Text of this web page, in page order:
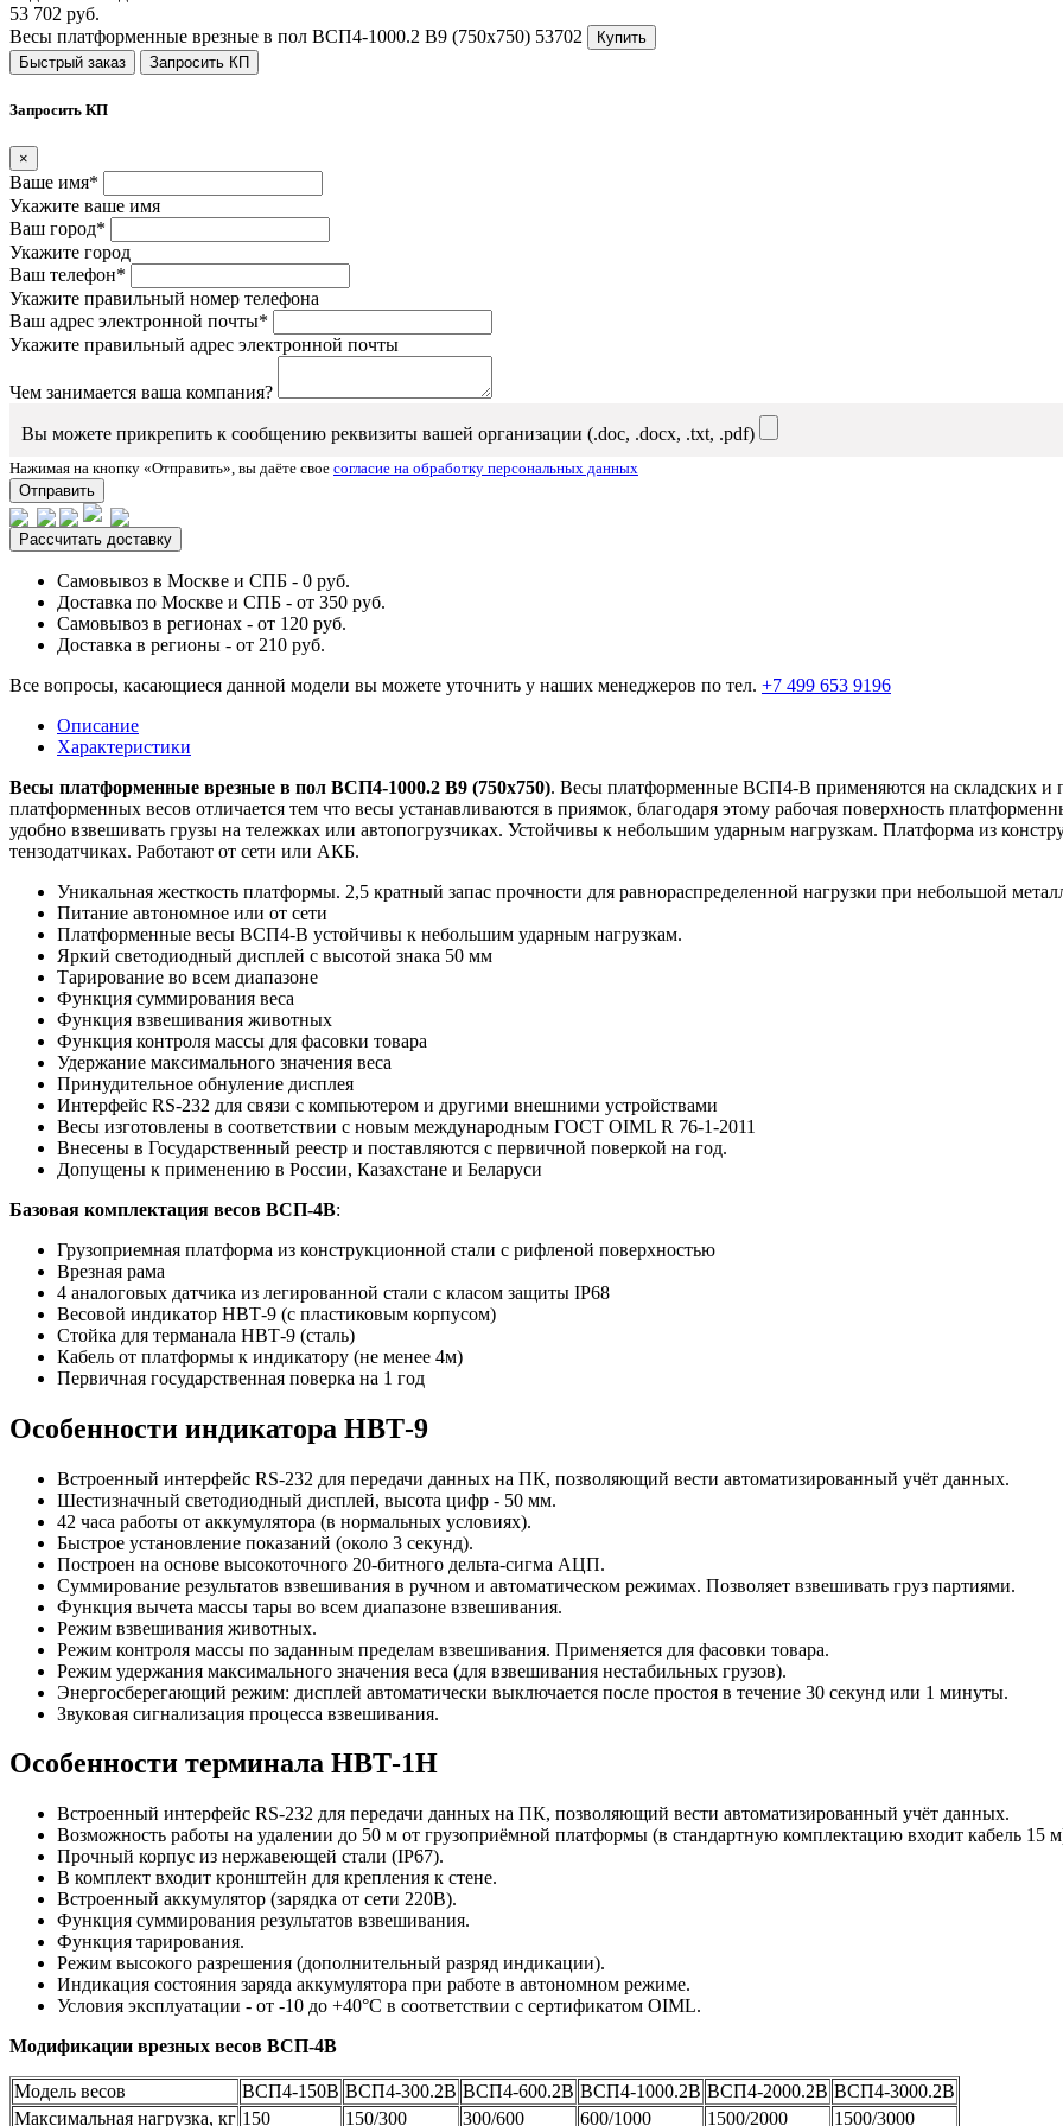
53 702 руб.
Весы платформенные врезные в пол ВСП4-1000.2 В9 (750х750) 53702
Купить
Быстрый заказ
Запросить КП
Запросить КП
×
Ваше имя*
Укажите ваше имя
Ваш город*
Укажите город
Ваш телефон*
Укажите правильный номер телефона
Ваш адрес электронной почты*
Укажите правильный адрес электронной почты
Чем занимается ваша компания?
Вы можете прикрепить к сообщению реквизиты вашей организации (.doc, .docx, .txt, .pdf)
Нажимая на кнопку «Отправить», вы даёте свое согласие на обработку персональных данных
Отправить
Рассчитать доставку
Самовывоз в Москве и СПБ - 0 руб.
Доставка по Москве и СПБ - от 350 руб.
Самовывоз в регионах - от 120 руб.
Доставка в регионы - от 210 руб.
Все вопросы, касающиеся данной модели вы можете уточнить у наших менеджеров по тел. +7 499 653 9196
Описание
Характеристики
Весы платформенные врезные в пол ВСП4-1000.2 В9 (750х750). Весы платформенные ВСП4-В применяются на складских и
платформенных весов отличается тем что весы устанавливаются в приямок, благодаря этому рабочая поверхность
удобно взвешивать грузы на тележках или автопогрузчиках. Устойчивы к небольшим ударным нагрузкам. Платформа из
тензодатчиках. Работают от сети или АКБ.
Уникальная жесткость платформы. 2,5 кратный запас прочности для равнораспределенной нагрузки при небольшой
Питание автономное или от сети
Платформенные весы ВСП4-В устойчивы к небольшим ударным нагрузкам.
Яркий светодиодный дисплей с высотой знака 50 мм
Тарирование во всем диапазоне
Функция суммирования веса
Функция взвешивания животных
Функция контроля массы для фасовки товара
Удержание максимального значения веса
Принудительное обнуление дисплея
Интерфейс RS-232 для связи с компьютером и другими внешними устройствами
Весы изготовлены в соответствии с новым международным ГОСТ OIML R 76-1-2011
Внесены в Государственный реестр и поставляются с первичной поверкой на год.
Допущены к применению в России, Казахстане и Беларуси
Базовая комплектация весов ВСП-4В:
Грузоприемная платформа из конструкционной стали с рифленой поверхностью
Врезная рама
4 аналоговых датчика из легированной стали с класом защиты IP68
Весовой индикатор НВТ-9 (с пластиковым корпусом)
Стойка для терманала НВТ-9 (сталь)
Кабель от платформы к индикатору (не менее 4м)
Первичная государственная поверка на 1 год
Особенности индикатора НВТ-9
Встроенный интерфейс RS-232 для передачи данных на ПК, позволяющий вести автоматизированный учёт данных.
Шестизначный светодиодный дисплей, высота цифр - 50 мм.
42 часа работы от аккумулятора (в нормальных условиях).
Быстрое установление показаний (около 3 секунд).
Построен на основе высокоточного 20-битного дельта-сигма АЦП.
Суммирование результатов взвешивания в ручном и автоматическом режимах. Позволяет взвешивать груз партиями.
Функция вычета массы тары во всем диапазоне взвешивания.
Режим взвешивания животных.
Режим контроля массы по заданным пределам взвешивания. Применяется для фасовки товара.
Режим удержания максимального значения веса (для взвешивания нестабильных грузов).
Энергосберегающий режим: дисплей автоматически выключается после простоя в течение 30 секунд или 1 минуты.
Звуковая сигнализация процесса взвешивания.
Особенности терминала НВТ-1Н
Встроенный интерфейс RS-232 для передачи данных на ПК, позволяющий вести автоматизированный учёт данных.
Возможность работы на удалении до 50 м от грузоприёмной платформы (в стандартную комплектацию входит кабель 15
Прочный корпус из нержавеющей стали (IP67).
В комплект входит кронштейн для крепления к стене.
Встроенный аккумулятор (зарядка от сети 220В).
Функция суммирования результатов взвешивания.
Функция тарирования.
Режим высокого разрешения (дополнительный разряд индикации).
Индикация состояния заряда аккумулятора при работе в автономном режиме.
Условия эксплуатации - от -10 до +40°C в соответствии с сертификатом OIML.
Модификации врезных весов ВСП-4В
Модель весов ВСП4-150В ВСП4-300.2В ВСП4-600.2В ВСП4-1000.2В ВСП4-2000.2В ВСП4-3000.2В
Максимальная нагрузка, кг 150 150/300 300/600 600/1000 1500/2000 1500/3000